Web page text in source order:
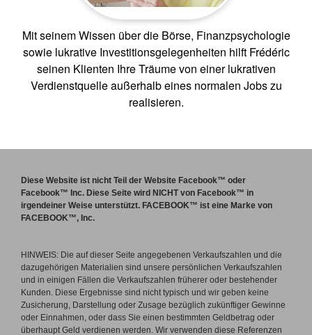
Mit seinem Wissen über die Börse, Finanzpsychologie
sowie lukrative Investitionsgelegenheiten hilft Frédéric
seinen Klienten Ihre Träume von einer lukrativen
Verdienstquelle außerhalb eines normalen Jobs zu
realisieren.
Diese Website ist nicht Teil der Website Facebook™ oder
Facebook™ Inc. Diese Seite wird NICHT von Facebook™ in
irgendeiner Weise unterstützt. FACEBOOK™ ist eine Marke von
FACEBOOK™, Inc.
HINWEIS: Die auf dieser Seite angegebenen Verkaufszahlen und die
dazugehörigen Materialien sind unsere persönlichen Verkaufszahlen
und in einigen Fällen die Verkaufszahlen früherer oder bestehender
Kunden. Diese Ergebnisse sind nicht typisch und wir geben keine
Zusicherung, Darstellung oder Zusage bezüglich zukünftiger Gewinne
oder Einnahmen, oder dass Sie einen bestimmten Geldbetrag oder
überhaupt Geld verdienen werden. Wir verwenden diese Referenzen